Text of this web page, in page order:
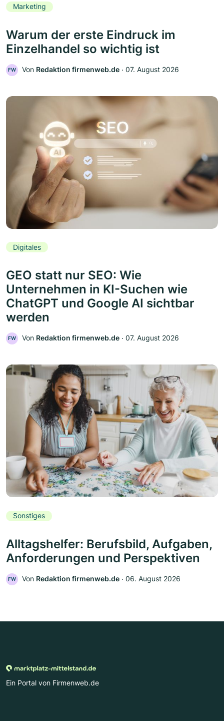
Marketing
Warum der erste Eindruck im
Einzelhandel so wichtig ist
FW Von Redaktion firmenweb.de ‧ 07. August 2026
Digitales
GEO statt nur SEO: Wie
Unternehmen in KI-Suchen wie
ChatGPT und Google AI sichtbar
werden
FW Von Redaktion firmenweb.de ‧ 07. August 2026
Sonstiges
Alltagshelfer: Berufsbild, Aufgaben,
Anforderungen und Perspektiven
FW Von Redaktion firmenweb.de ‧ 06. August 2026
Ein Portal von Firmenweb.de